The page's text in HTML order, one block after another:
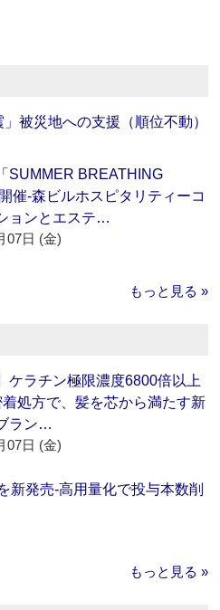
被災地への支援（順位不動）
SUMMER BREATHING
催‐森ビルホスピタリティーコ
ョンとエステ…
07日 (金)
もっと見る »
ケラチン極限濃度6800倍以上
処方で、髪を芯から満たす新
ラン…
07日 (金)
新発売‐高用量化で投与本数削
もっと見る »